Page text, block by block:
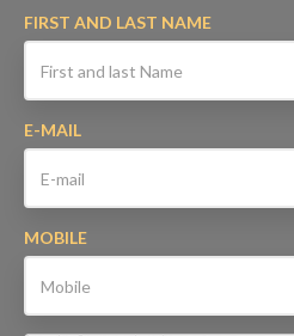
FIRST AND LAST NAME
E-MAIL
MOBILE